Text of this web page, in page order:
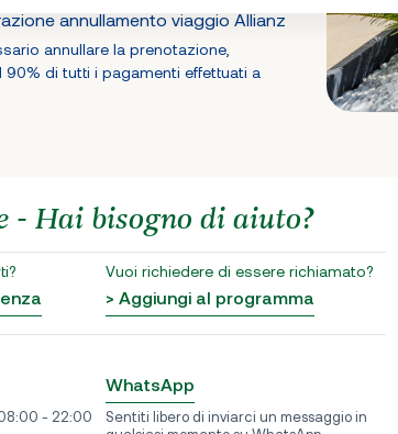
annullamento viaggio Allianz
annullare la prenotazione,
di tutti i pagamenti effettuati a
- Hai bisogno di aiuto?
Vuoi richiedere di essere richiamato?
> Aggiungi al programma
- 22:00
WhatsApp
Sentiti libero di inviarci un messaggio in